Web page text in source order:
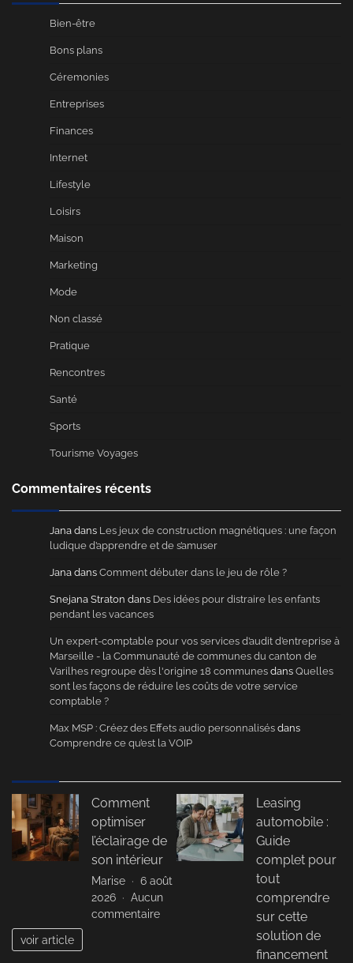
Bien-être
Bons plans
Céremonies
Entreprises
Finances
Internet
Lifestyle
Loisirs
Maison
Marketing
Mode
Non classé
Pratique
Rencontres
Santé
Sports
Tourisme Voyages
Commentaires récents
Jana dans Les jeux de construction magnétiques : une façon
ludique d’apprendre et de s’amuser
Jana dans Comment débuter dans le jeu de rôle ?
Snejana Straton dans Des idées pour distraire les enfants
pendant les vacances
Un expert-comptable pour vos services d’audit d’entreprise à
Marseille - la Communauté de communes du canton de
Varilhes regroupe dès l'origine 18 communes dans Quelles
sont les façons de réduire les coûts de votre service
comptable ?
Max MSP : Créez des Effets audio personnalisés dans
Comprendre ce qu’est la VOIP
Comment
optimiser
l’éclairage de
son intérieur
Marise
6 août
2026
Aucun
commentairesur
voir article
Leasing
automobile :
Guide
complet pour
tout
comprendre
sur cette
solution de
financement